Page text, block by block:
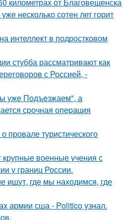
несколько сотен лет горит
интеллект в подростковом
стубба рассматривают как
с Россией, -
уже Пoдъeзжаем", а
сpочная опеpация
провале туристического
военные учения с
у границ России.
ищут, где мы находимся, где
армии сша - Politico узнал.